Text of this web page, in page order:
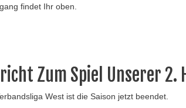
findet Ihr oben.
Zum Spiel Unserer 2.
West ist die Saison jetzt beendet.